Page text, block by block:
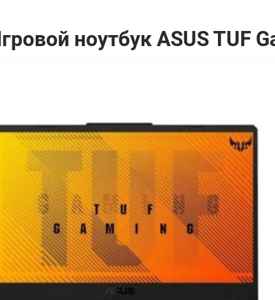
ноутбук ASUS TUF